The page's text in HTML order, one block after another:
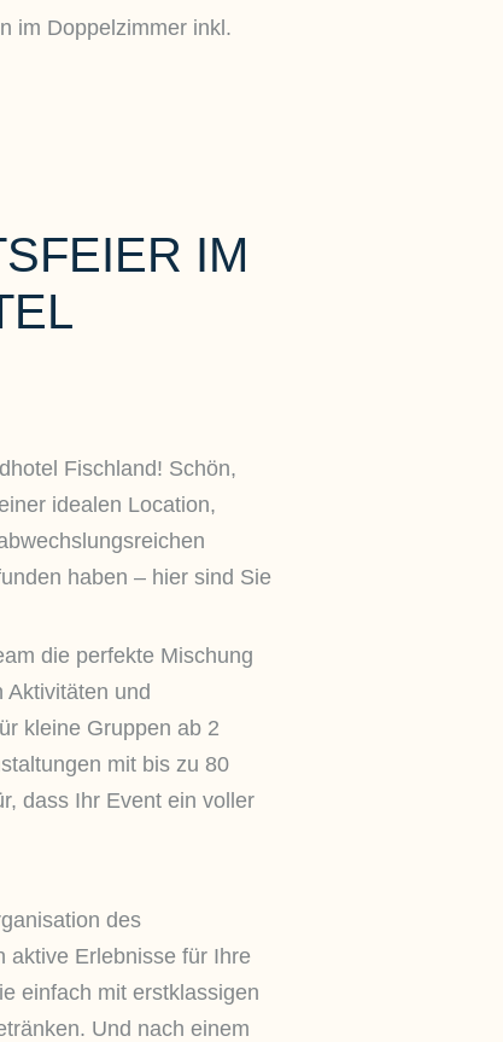
im Doppelzimmer inkl.
IM
Fischland! Schön,
idealen Location,
haben – hier sind Sie
die perfekte Mischung
Aktivitäten und
kleine Gruppen ab 2
mit bis zu 80
dass Ihr Event ein voller
des
aktive Erlebnisse für Ihre
einfach mit erstklassigen
Und nach einem